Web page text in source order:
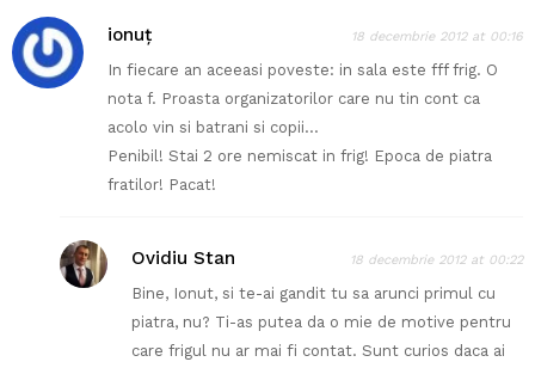
ionuţ 18 decembrie 2012 at 00:16
In fiecare an aceeasi poveste: in sala este fff frig. O
nota f. Proasta organizatorilor care nu tin cont ca
acolo vin si batrani si copii…
Penibil! Stai 2 ore nemiscat in frig! Epoca de piatra
fratilor! Pacat!
Ovidiu Stan 18 decembrie 2012 at 00:22
Bine, Ionut, si te-ai gandit tu sa arunci primul cu
piatra, nu? Ti-as putea da o mie de motive pentru
care frigul nu ar mai fi contat. Sunt curios daca ai